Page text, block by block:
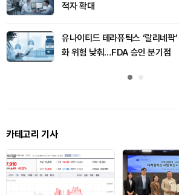
적자 확대
유나이티드 테라퓨틱스 ‘랄리네
화 위험 낮춰…FDA 승인 분기점
카테고리 기사